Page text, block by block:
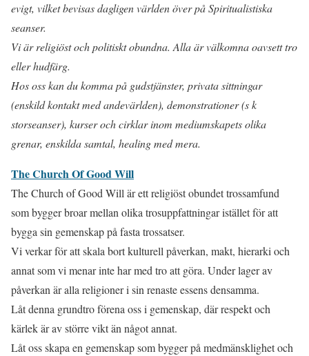
evigt, vilket bevisas dagligen världen över på Spiritualistiska
seanser.
Vi är religiöst och politiskt obundna. Alla är välkomna oavsett tro
eller hudfärg.
Hos oss kan du komma på gudstjänster, privata sittningar
(enskild kontakt med andevärlden), demonstrationer (s k
storseanser), kurser och cirklar inom mediumskapets olika
grenar, enskilda samtal, healing med mera.
The Church Of Good Will
The Church of Good Will är ett religiöst obundet trossamfund
som bygger broar mellan olika trosuppfattningar istället för att
bygga sin gemenskap på fasta trossatser.
Vi verkar för att skala bort kulturell påverkan, makt, hierarki och
annat som vi menar inte har med tro att göra. Under lager av
påverkan är alla religioner i sin renaste essens densamma.
Låt denna grundtro förena oss i gemenskap, där respekt och
kärlek är av större vikt än något annat.
Låt oss skapa en gemenskap som bygger på medmänsklighet och